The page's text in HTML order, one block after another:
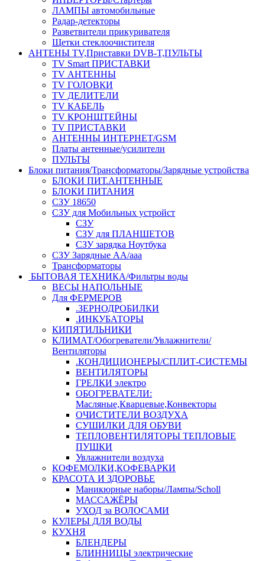
ЛАМПЫ автомобильные
Радар-детекторы
Разветвители прикуривателя
Щетки стеклоочистителя
АНТЕНЫ ТV,Приставки DVB-T,ПУЛЬТЫ
TV Smart ПРИСТАВКИ
TV АНТЕННЫ
TV ГОЛОВКИ
TV ДЕЛИТЕЛИ
TV КАБЕЛЬ
TV КРОНШТЕЙНЫ
TV ПРИСТАВКИ
АНТЕННЫ ИНТЕРНЕТ/GSM
Платы антенные/усилители
ПУЛЬТЫ
Блоки питания/Трансформаторы/Зарядные устройства
БЛОКИ ПИТ.АНТЕННЫЕ
БЛОКИ ПИТАНИЯ
СЗУ 18650
СЗУ для Мобильных устройст
СЗУ
СЗУ для ПЛАНШЕТОВ
СЗУ зарядка Ноутбука
СЗУ Зарядные АА/ааа
Трансформаторы
БЫТОВАЯ ТЕХНИКА/Фильтры воды
ВЕСЫ НАПОЛЬНЫЕ
Для ФЕРМЕРОВ
.ЗЕРНОДРОБИЛКИ
.ИНКУБАТОРЫ
КИПЯТИЛЬНИКИ
КЛИМАТ/Обогреватели/Увлажнители/
Вентиляторы
.КОНДИЦИОНЕРЫ/СПЛИТ-СИСТЕМЫ
ВЕНТИЛЯТОРЫ
ГРЕЛКИ электро
ОБОГРЕВАТЕЛИ:
Масляные,Кварцевые,Конвекторы
ОЧИСТИТЕЛИ ВОЗДУХА
СУШИЛКИ ДЛЯ ОБУВИ
ТЕПЛОВЕНТИЛЯТОРЫ ТЕПЛОВЫЕ
ПУШКИ
Увлажнители воздуха
КОФЕМОЛКИ,КОФЕВАРКИ
КРАСОТА И ЗДОРОВЬЕ
Маникюрные наборы/Лампы/Scholl
МАССАЖЁРЫ
УХОД за ВОЛОСАМИ
КУЛЕРЫ ДЛЯ ВОДЫ
КУХНЯ
БЛЕНДЕРЫ
БЛИННИЦЫ электрические